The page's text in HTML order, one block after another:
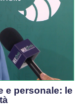
e personale: le